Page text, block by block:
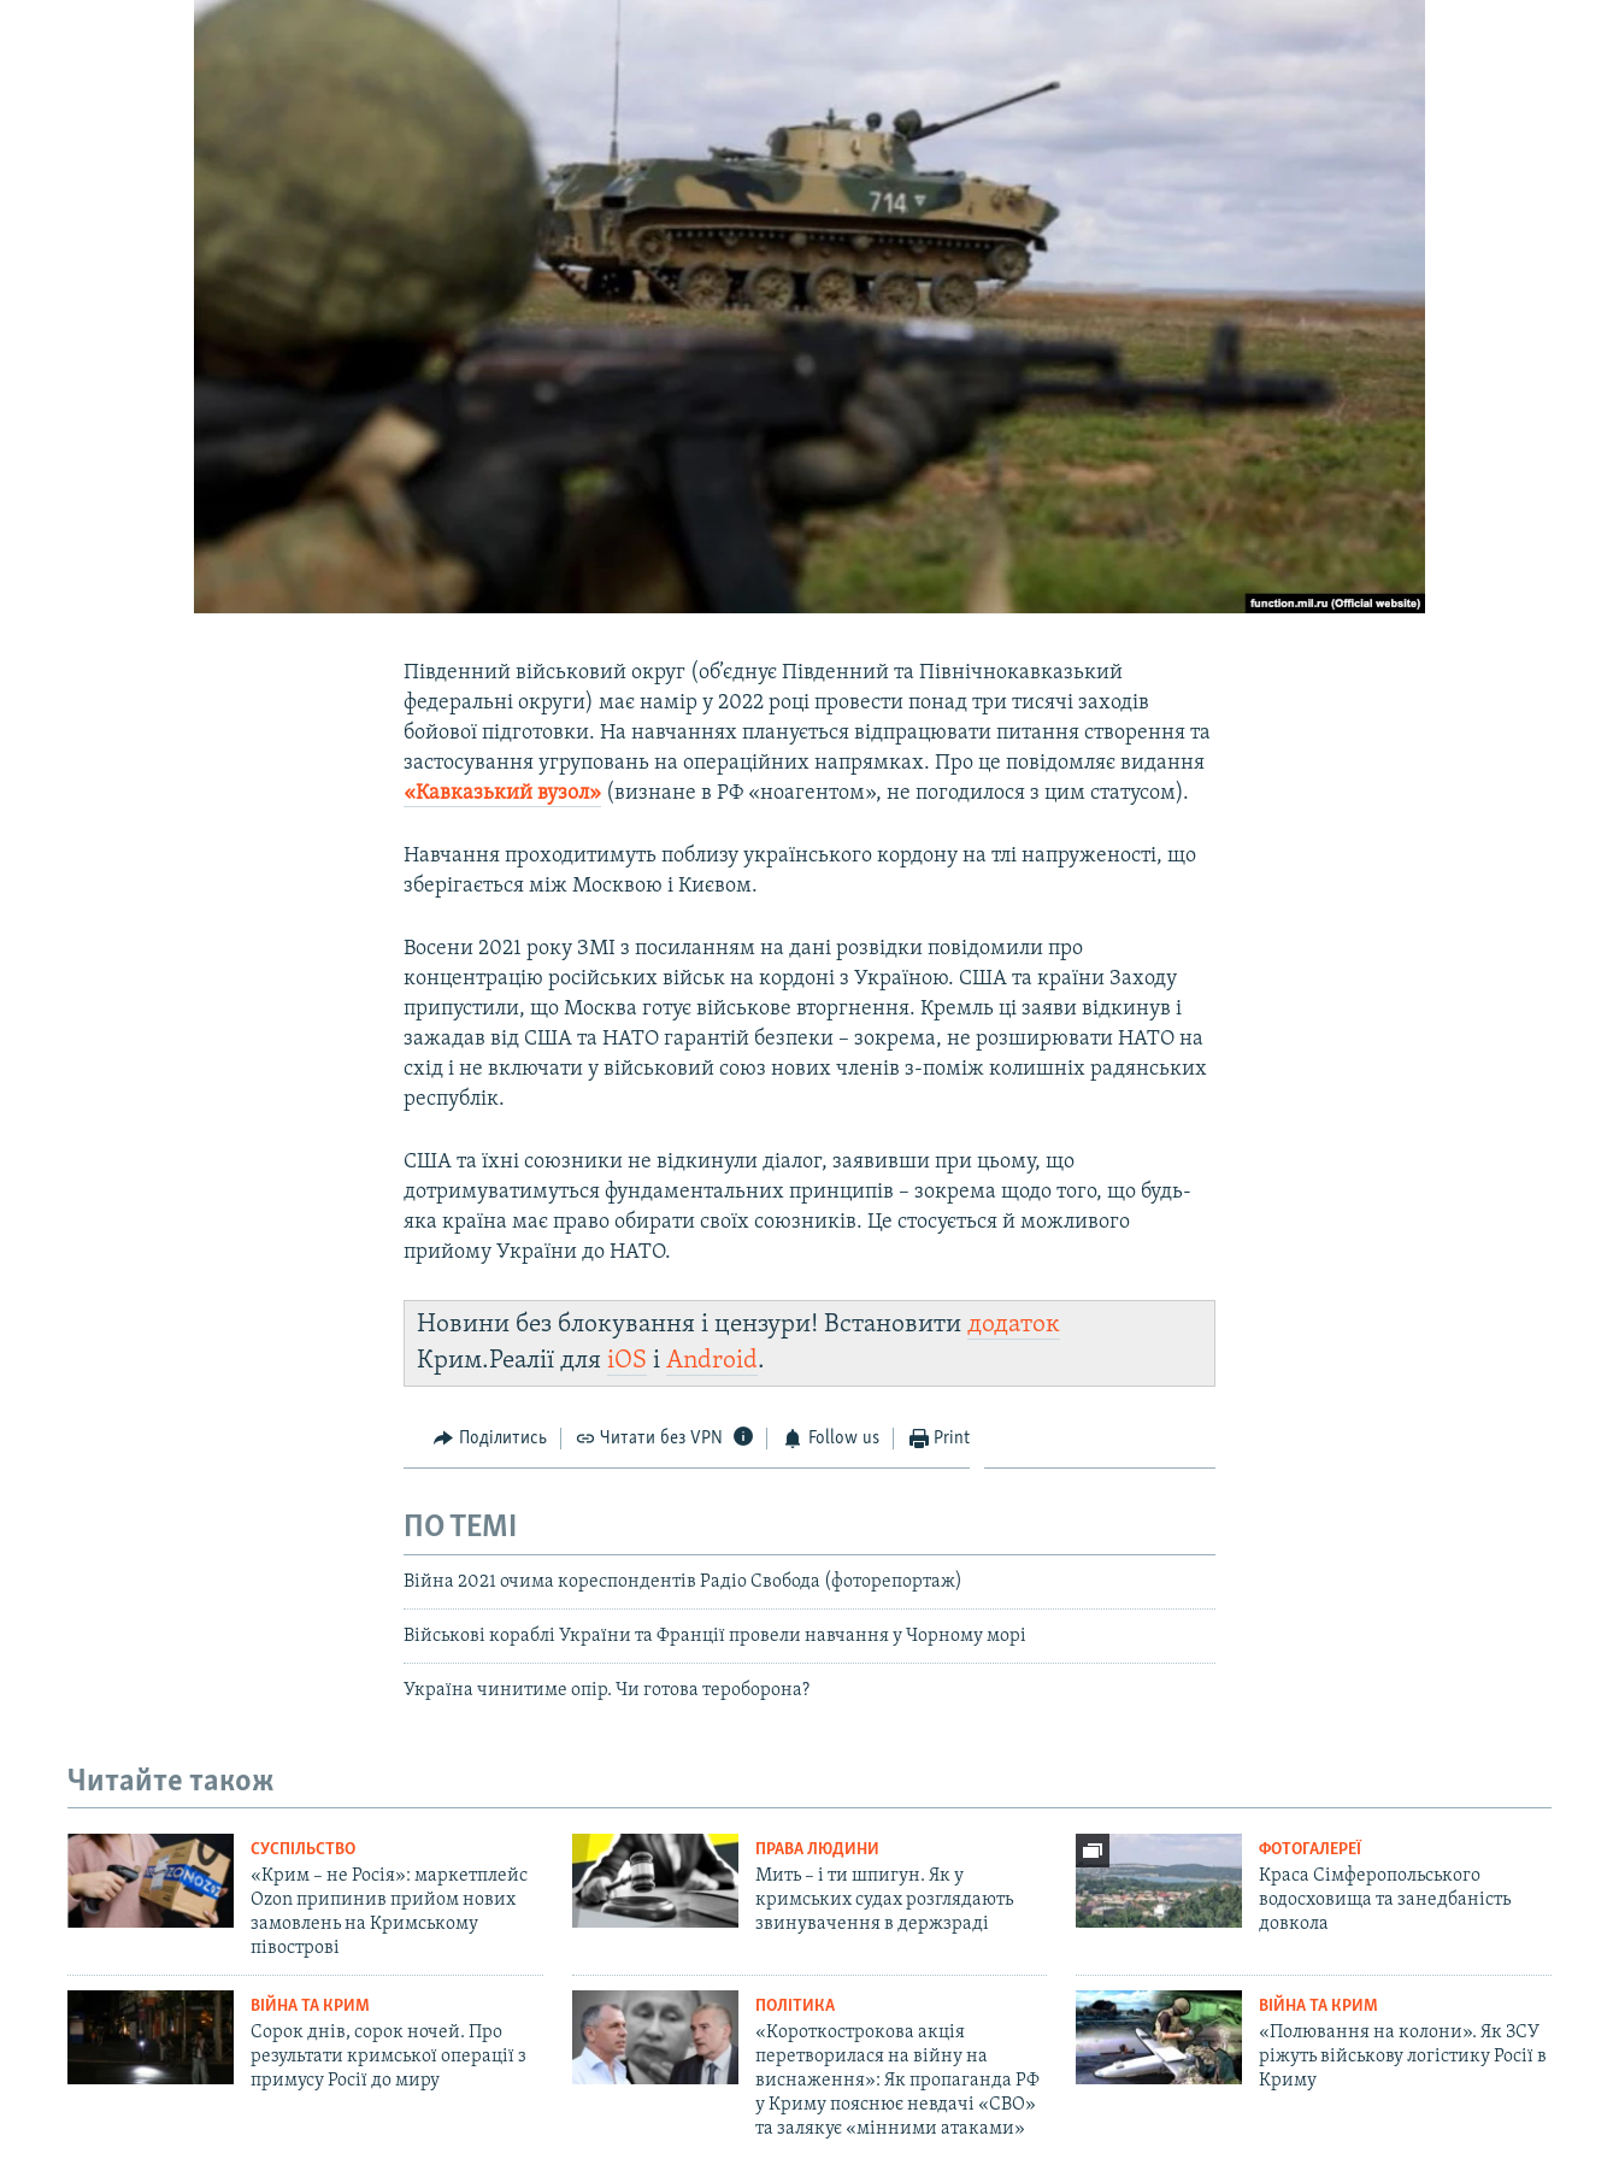
Південний військовий округ (об’єднує Південний та Північнокавказький
федеральні округи) має намір у 2022 році провести понад три тисячі заходів
бойової підготовки. На навчаннях планується відпрацювати питання створення та
застосування угруповань на операційних напрямках. Про це повідомляє видання
«Кавказький вузол» (визнане в РФ «ноагентом», не погодилося з цим статусом).
Навчання проходитимуть поблизу українського кордону на тлі напруженості, що
зберігається між Москвою і Києвом.
Восени 2021 року ЗМІ з посиланням на дані розвідки повідомили про
концентрацію російських військ на кордоні з Україною. США та країни Заходу
припустили, що Москва готує військове вторгнення. Кремль ці заяви відкинув і
зажадав від США та НАТО гарантій безпеки – зокрема, не розширювати НАТО на
схід і не включати у військовий союз нових членів з-поміж колишніх радянських
республік.
США та їхні союзники не відкинули діалог, заявивши при цьому, що
дотримуватимуться фундаментальних принципів – зокрема щодо того, що будь-
яка країна має право обирати своїх союзників. Це стосується й можливого
прийому України до НАТО.
Новини без блокування і цензури! Встановитидодаток
Крим.Реалії дляiOS іAndroid.
Поділитись Читати без VPN Follow us Print
ПО ТЕМІ
Війна 2021 очима кореспондентів Радіо Свобода (фоторепортаж)
Військові кораблі України та Франції провели навчання у Чорному морі
Україна чинитиме опір. Чи готова тероборона?
Читайте також
СУСПІЛЬСТВО
«Крим – не Росія»: маркетплейс
Ozon припинив прийом нових
замовлень на Кримському
півострові
ПРАВА ЛЮДИНИ
Мить – і ти шпигун. Як у
кримських судах розглядають
звинувачення в держзраді
ФОТОГАЛЕРЕЇ
Краса Сімферопольського
водосховища та занедбаність
довкола
ВІЙНА ТА КРИМ
Сорок днів, сорок ночей. Про
результати кримської операції з
примусу Росії до миру
ПОЛІТИКА
«Короткострокова акція
перетворилася на війну на
виснаження»: Як пропаганда РФ
у Криму пояснює невдачі «СВО»
та залякує «мінними атаками»
ВІЙНА ТА КРИМ
«Полювання на колони». Як ЗСУ
ріжуть військову логістику Росії в
Криму